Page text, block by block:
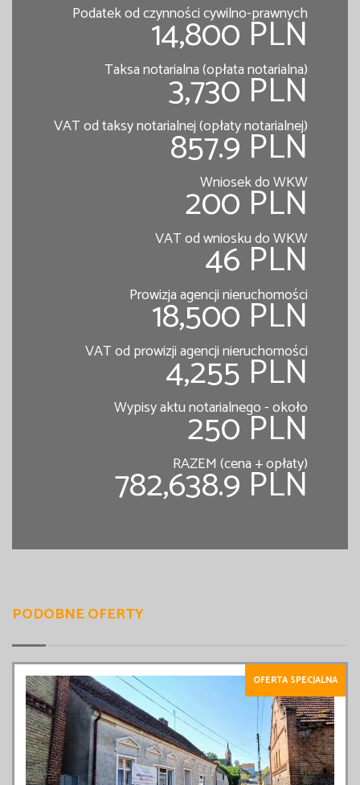
Podatek od czynności cywilno-prawnych
14,800 PLN
Taksa notarialna (opłata notarialna)
3,730 PLN
VAT od taksy notarialnej (opłaty notarialnej)
857.9 PLN
Wniosek do WKW
200 PLN
VAT od wniosku do WKW
46 PLN
Prowizja agencji nieruchomości
18,500 PLN
VAT od prowizji agencji nieruchomości
4,255 PLN
Wypisy aktu notarialnego - około
250 PLN
RAZEM (cena + opłaty)
782,638.9 PLN
PODOBNE OFERTY
OFERTA SPECJALNA